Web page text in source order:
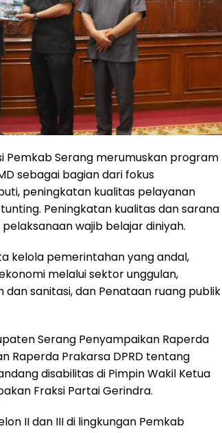
Pemkab Serang merumuskan program
sebagai bagian dari fokus
peningkatan kualitas pelayanan
Peningkatan kualitas dan sarana
wajib belajar diniyah.
kelola pemerintahan yang andal,
melalui sektor unggulan,
dan sanitasi, dan Penataan ruang publik
Serang Penyampaikan Raperda
Raperda Prakarsa DPRD tentang
disabilitas di Pimpin Wakil Ketua
Fraksi Partai Gerindra.
II dan III di lingkungan Pemkab